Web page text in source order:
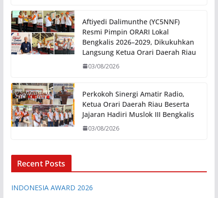
Aftiyedi Dalimunthe (YC5NNF)
Resmi Pimpin ORARI Lokal
Bengkalis 2026–2029, Dikukuhkan
Langsung Ketua Orari Daerah Riau
03/08/2026
Perkokoh Sinergi Amatir Radio,
Ketua Orari Daerah Riau Beserta
Jajaran Hadiri Muslok III Bengkalis
03/08/2026
Recent Posts
INDONESIA AWARD 2026